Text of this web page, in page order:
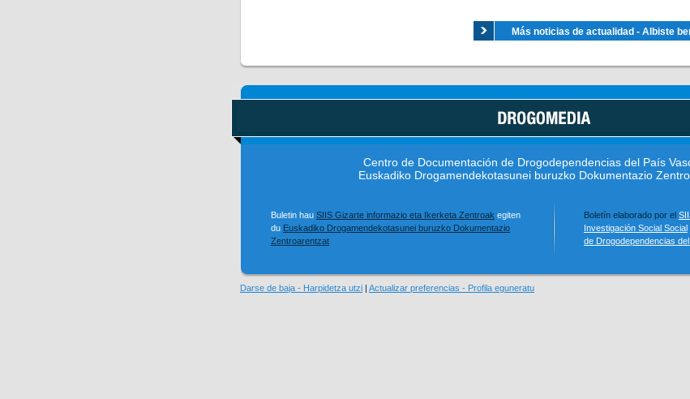
Más noticias de actualidad - Albiste
Centro de Documentación de Drogodependencias del País
Euskadiko Drogamendekotasunei buruzko Dokumentazio
Buletin hau SIIS Gizarte informazio eta Ikerketa Zentroak egiten
du Euskadiko Drogamendekotasunei buruzko Dokumentazio
Zentroarentzat
Boletín elaborado por el
Investigación Social Social
de Drogodependencias
Darse de baja - Harpidetza utzi | Actualizar preferencias - Profila eguneratu